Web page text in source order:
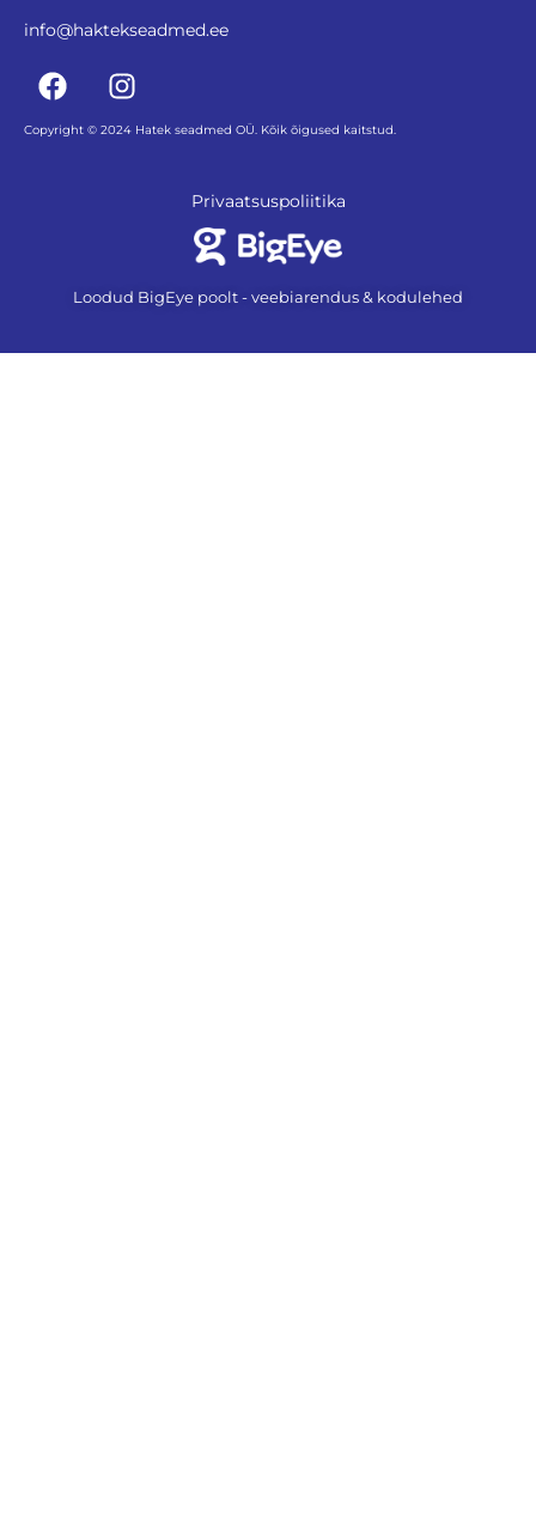
info@haktekseadmed.ee
Copyright © 2024 Hatek seadmed OÜ. Kõik õigused kaitstud.
Privaatsuspoliitika
Loodud BigEye poolt - veebiarendus & kodulehed